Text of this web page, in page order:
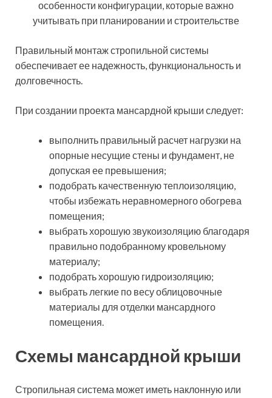
особенности конфигурации, которые важно
учитывать при планировании и строительстве
Правильный монтаж стропильной системы
обеспечивает ее надежность, функциональность и
долговечность.
При создании проекта мансардной крыши следует:
выполнить правильный расчет нагрузки на
опорные несущие стены и фундамент, не
допуская ее превышения;
подобрать качественную теплоизоляцию,
чтобы избежать неравномерного обогрева
помещения;
выбрать хорошую звукоизоляцию благодаря
правильно подобранному кровельному
материалу;
подобрать хорошую гидроизоляцию;
выбрать легкие по весу облицовочные
материалы для отделки мансардного
помещения.
Схемы мансардной крыши
Стропильная система может иметь наклонную или